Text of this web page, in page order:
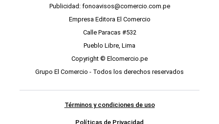
Publicidad: fonoavisos@comercio.com.pe
Empresa Editora El Comercio
Calle Paracas #532
Pueblo Libre, Lima
Copyright © Elcomercio.pe
Grupo El Comercio - Todos los derechos reservados
Términos y condiciones de uso
Políticas de Privacidad